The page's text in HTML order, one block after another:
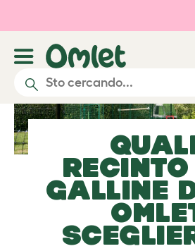
GALLINE